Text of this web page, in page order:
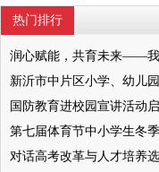
热门排行
国防教育进校园宣讲活动